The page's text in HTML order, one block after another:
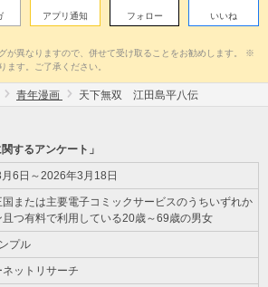
アプリ通知 フォロー いいね
が異なりますので、併せて受け取ることをお勧めします。 ※
ます。ご了承ください。
青年漫画 天下無双 江田島平八伝
するアンケート」
6日～2026年3月18日
国または主要電子コミックサービスのうちいずれか
且つ有料で利用している20歳～69歳の男女
プル
ネットリサーチ